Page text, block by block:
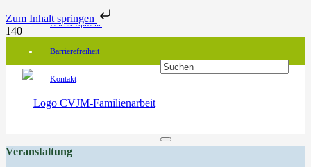
Zum Inhalt springen
Leichte Sprache
Barrierefreiheit
Kontakt
Veranstaltung